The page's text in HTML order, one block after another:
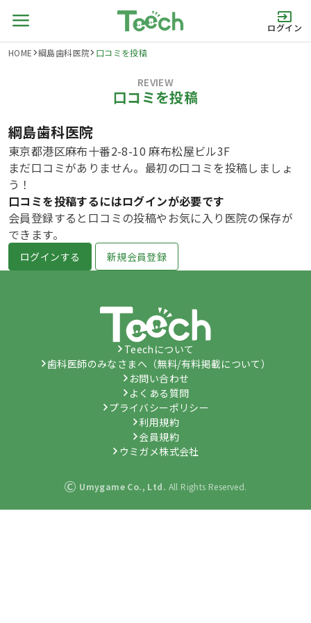
ログイン
HOME 綱島歯科医院 口コミを投稿
REVIEW
口コミを投稿
綱島歯科医院
東京都港区麻布十番2-8-10 麻布松屋ビル3F
まだ口コミがありません。最初の口コミを投稿しましょ
う！
口コミを投稿するにはログインが必要です
会員登録すると口コミの投稿やお気に入り医院の保存が
できます。
ログインする 新規会員登録
Teechについて
歯科医師のみなさまへ（無料/有料掲載について）
お問い合わせ
よくある質問
プライバシーポリシー
利用規約
会員規約
ウミガメ株式会社
© Umygame Co., Ltd. All Rights Reserved.